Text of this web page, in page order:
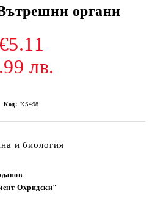
органи
лв.
Код: KS498
и биология
Охридски"